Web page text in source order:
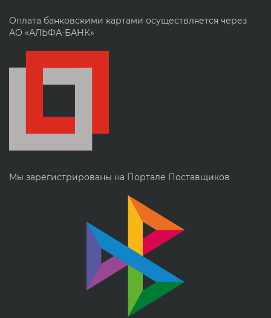
Оплата банковскими картами осуществляется через
АО «АЛЬФА-БАНК»
Мы зарегистрированы на Портале Поставщиков